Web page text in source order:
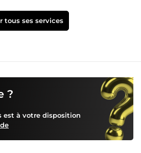
tous ses services
?
est à votre disposition